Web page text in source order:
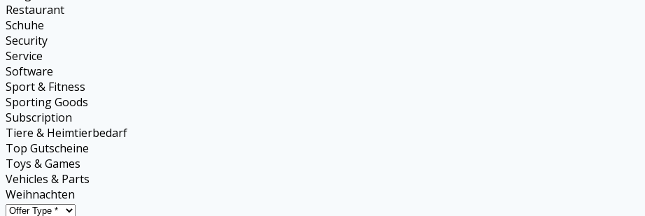
Restaurant
Schuhe
Security
Service
Software
Sport & Fitness
Sporting Goods
Subscription
Tiere & Heimtierbedarf
Top Gutscheine
Toys & Games
Vehicles & Parts
Weihnachten